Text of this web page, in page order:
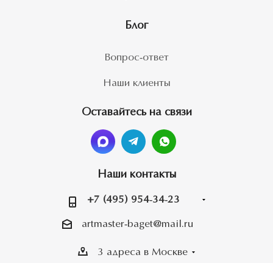
Блог
Вопрос-ответ
Наши клиенты
Оставайтесь на связи
Наши контакты
+7 (495) 954-34-23
artmaster-baget@mail.ru
3 адреса в Москве